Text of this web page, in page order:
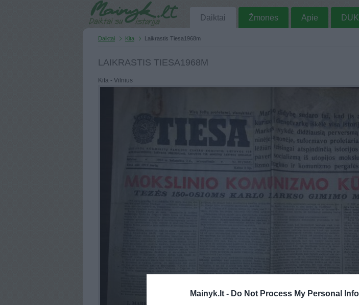
Mainyk.lt - Do Not Process My Personal
Daiktai Žmonės Apie DUK
Daiktai Kita Laikrastis Tiesa1968m
LAIKRASTIS TIESA1968M
Kita - Vilnius